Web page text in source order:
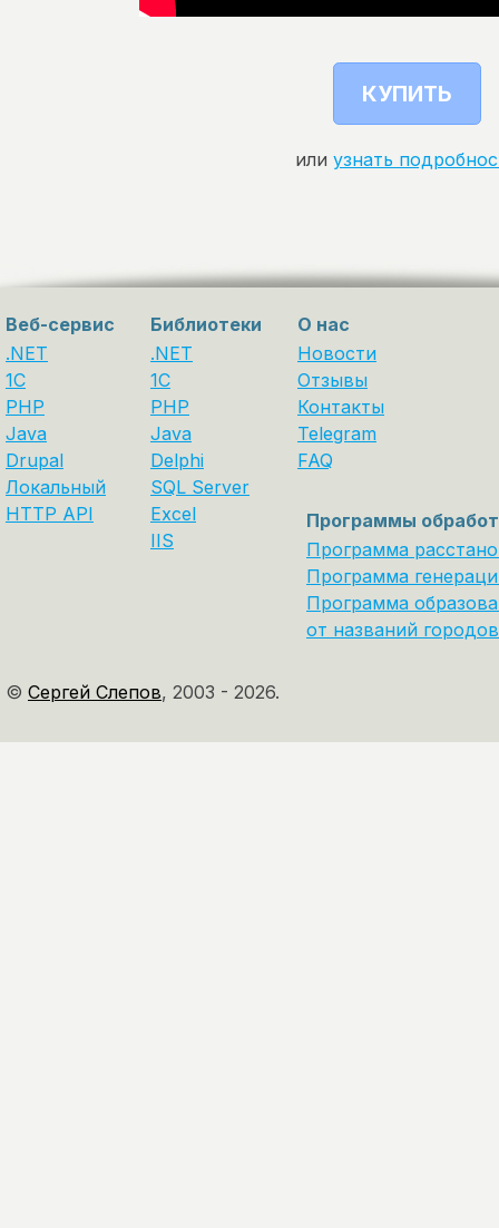
КУПИТЬ
или узнать
Веб-сервис
.NET
1C
PHP
Java
Drupal
Локальный
HTTP API
Библиотеки
.NET
1С
PHP
Java
Delphi
SQL Server
Excel
IIS
О нас
Новости
Отзывы
Контакты
Telegram
FAQ
Программы
Программа
Программа
Программа
от названий
© Сергей Слепов, 2003 - 2026.